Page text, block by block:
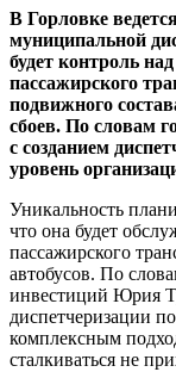
В Горловке
муниципальной
будет контроль
пассажирского
подвижного
сбоев. По словам
с созданием
уровень
Уникальность
что она будет
пассажирского
автобусов. По
инвестиций Юрия
диспетчеризации
комплексным
сталкиваться не